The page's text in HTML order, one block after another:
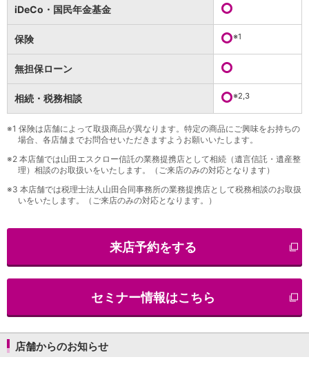
海外旅行保険
国内旅行傷害保険
スマホ保険
傷害保険
介護保険
カード
クレジットカード
デビットカード
インターネットバンキング
アプリ
イオン銀行アプリTOP
通帳アプリ
イオン銀行PayB
イオングループアプリ
支払・入金TOP
AEON Pay
自動入金サービス
スマホ決済アプリ
iDeCo・国民年金基金
保険 ※1
無担保ローン
相続・税務相談 ※2,3
※1 保険は店舗によって取扱商品が異なります。特定の商品にご興味をお持ちの
場合、各店舗までお問合せいただきますようお願いいたします。
※2 本店舗では山田エスクロー信託の業務提携店として相続（遺言信託・遺産整
理）相談のお取扱いをいたします。（ご来店のみの対応となります）
※3 本店舗では税理士法人山田合同事務所の業務提携店として税務相談のお取扱
いをいたします。（ご来店のみの対応となります。）
来店予約をする
セミナー情報はこちら
店舗からのお知らせ